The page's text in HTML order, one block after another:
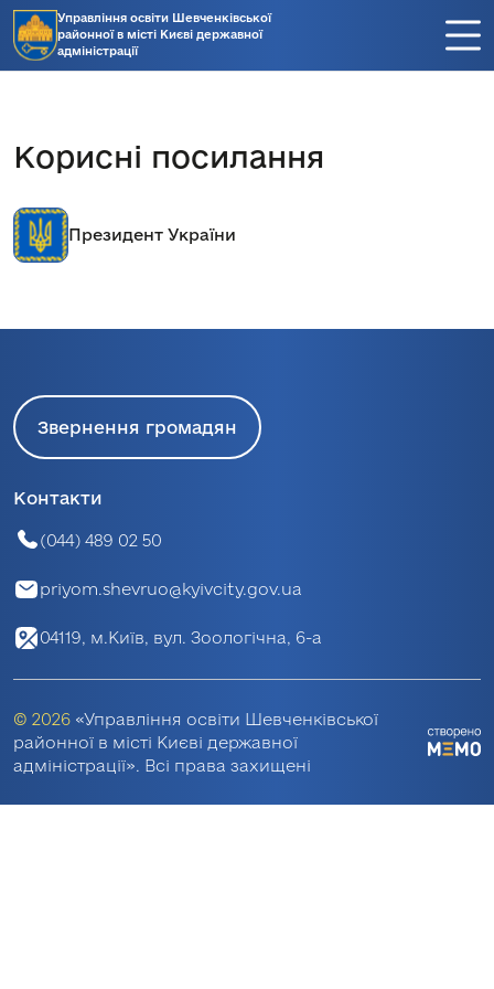
Управління освіти Шевченківської
районної в місті Києві державної
адміністрації
Корисні посилання
Президент України
Звернення громадян
Контакти
(044) 489 02 50
priyom.shevruo@kyivcity.gov.ua
04119, м.Київ, вул. Зоологічна, 6-а
© 2026 «Управління освіти Шевченківської
районної в місті Києві державної
адміністрації». Всі права захищені